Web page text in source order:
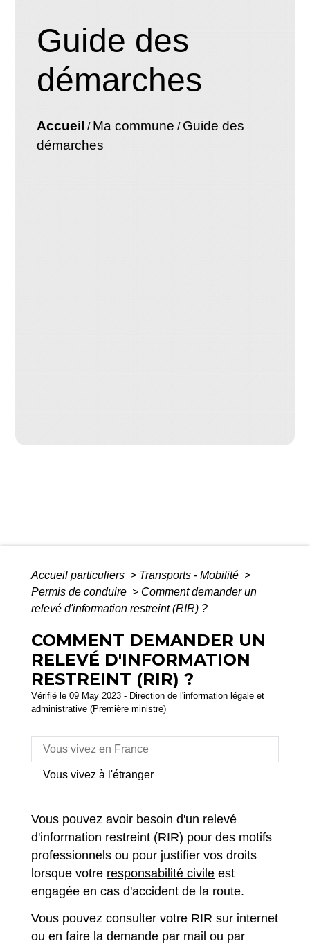
Guide des
démarches
Accueil / Ma commune / Guide des
démarches
Accueil particuliers > Transports - Mobilité >
Permis de conduire > Comment demander un
relevé d'information restreint (RIR) ?
COMMENT DEMANDER UN
RELEVÉ D'INFORMATION
RESTREINT (RIR) ?
Vérifié le 09 May 2023 - Direction de l'information légale et
administrative (Première ministre)
Vous vivez en France
Vous vivez à l'étranger
Vous pouvez avoir besoin d'un relevé
d'information restreint (RIR) pour des motifs
professionnels ou pour justifier vos droits
lorsque votre responsabilité civile est
engagée en cas d'accident de la route.
Vous pouvez consulter votre RIR sur internet
ou en faire la demande par mail ou par